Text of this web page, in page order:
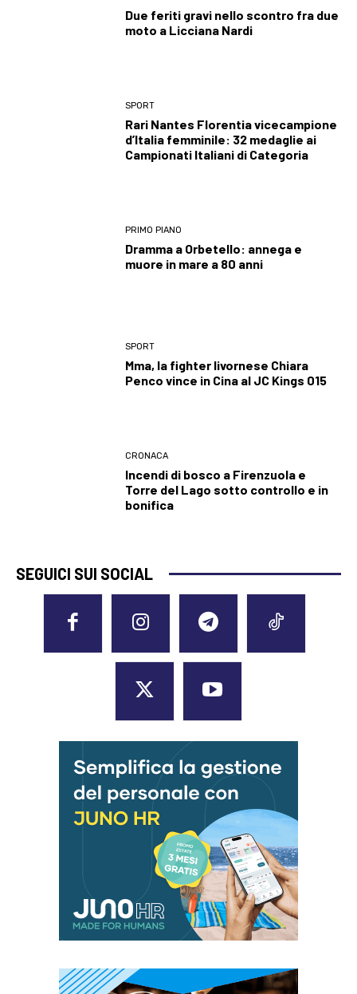
Due feriti gravi nello scontro fra due
moto a Licciana Nardi
SPORT
Rari Nantes Florentia vicecampione
d’Italia femminile: 32 medaglie ai
Campionati Italiani di Categoria
PRIMO PIANO
Dramma a Orbetello: annega e
muore in mare a 80 anni
SPORT
Mma, la fighter livornese Chiara
Penco vince in Cina al JC Kings 015
CRONACA
Incendi di bosco a Firenzuola e
Torre del Lago sotto controllo e in
bonifica
SEGUICI SUI SOCIAL